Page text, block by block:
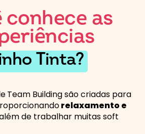
conhece as
Tinta?
Team Building são criadas para
relaxamento e
de trabalhar muitas soft